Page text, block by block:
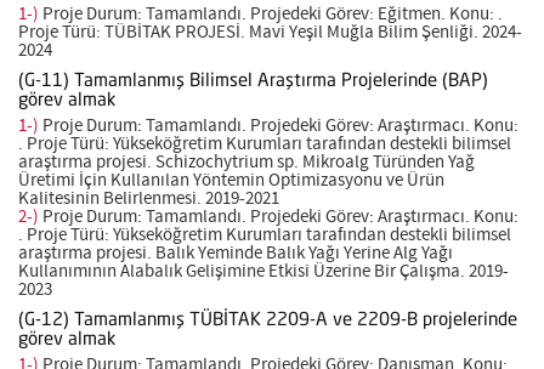
1-) Proje Durum: Tamamlandı. Projedeki Görev: Eğitmen. Konu: .
Proje Türü: TÜBİTAK PROJESİ. Mavi Yeşil Muğla Bilim Şenliği. 2024-
2024
(G-11) Tamamlanmış Bilimsel Araştırma Projelerinde (BAP)
görev almak
1-) Proje Durum: Tamamlandı. Projedeki Görev: Araştırmacı. Konu:
. Proje Türü: Yükseköğretim Kurumları tarafından destekli bilimsel
araştırma projesi. Schizochytrium sp. Mikroalg Türünden Yağ
Üretimi İçin Kullanılan Yöntemin Optimizasyonu ve Ürün
Kalitesinin Belirlenmesi. 2019-2021
2-) Proje Durum: Tamamlandı. Projedeki Görev: Araştırmacı. Konu:
. Proje Türü: Yükseköğretim Kurumları tarafından destekli bilimsel
araştırma projesi. Balık Yeminde Balık Yağı Yerine Alg Yağı
Kullanımının Alabalık Gelişimine Etkisi Üzerine Bir Çalışma. 2019-
2023
(G-12) Tamamlanmış TÜBİTAK 2209-A ve 2209-B projelerinde
görev almak